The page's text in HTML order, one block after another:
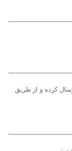
کرده و از طریق